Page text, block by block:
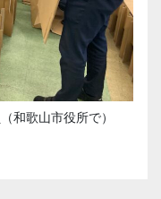
和歌山市役所で）